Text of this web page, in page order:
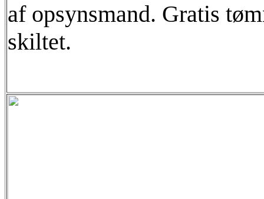
af opsynsmand. Gratis
skiltet.